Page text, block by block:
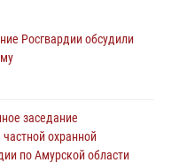
20 по 26 июля 2026 года
Росгвардии обсудили
заседание
охранной
по Амурской области